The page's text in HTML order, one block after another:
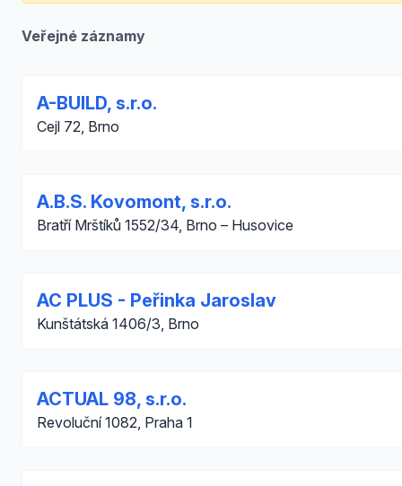
Veřejné záznamy
A-BUILD, s.r.o.
Cejl 72, Brno
A.B.S. Kovomont, s.r.o.
Bratří Mrštíků 1552/34, Brno – Husovice
AC PLUS - Peřinka Jaroslav
Kunštátská 1406/3, Brno
ACTUAL 98, s.r.o.
Revoluční 1082, Praha 1